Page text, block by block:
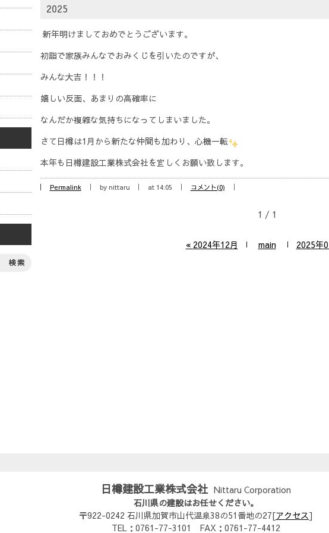
2025
新年明けましておめでとうございます。
初詣で家族みんなでおみくじを引いたのですが、
みんな大吉！！！
嬉しい反面、あまりの高確率に
なんだか複雑な気持ちになってしまいました。
さて日樽は1月から新たな仲間も加わり、心機一転
本年も日樽建設工業株式会社を宜しくお願い致します。
Permalink by nittaru at 14:05 コメント(0)
1 / 1
« 2024年12月 main 2025年
日樽建設工業株式会社 Nittaru Corporation
石川県の建設はお任せください。
〒922-0242 石川県加賀市山代温泉38の51番地の27[アクセス]
TEL：0761-77-3101 FAX：0761-77-4412